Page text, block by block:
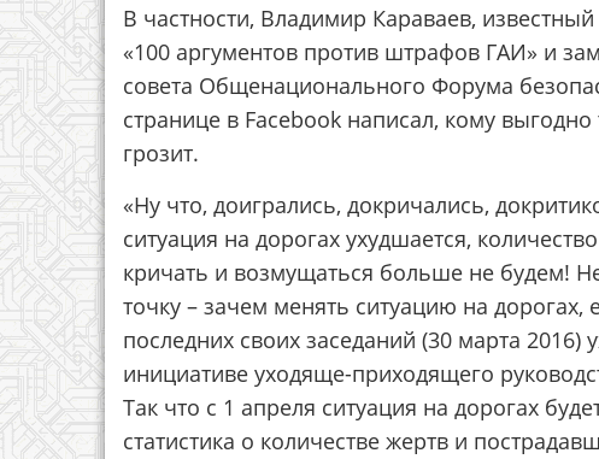
В частности, Владимир Караваев,
«100 аргументов против штрафов ГАИ» и
совета Общенационального Форума
странице в Facebook написал, кому
грозит.
«Ну что, доигрались, докричались,
ситуация на дорогах ухудшается,
кричать и возмущаться больше не будем!
точку – зачем менять ситуацию на
последних своих заседаний (30 марта
инициативе уходяще-приходящего
Так что с 1 апреля ситуация на дорогах
статистика о количестве жертв и